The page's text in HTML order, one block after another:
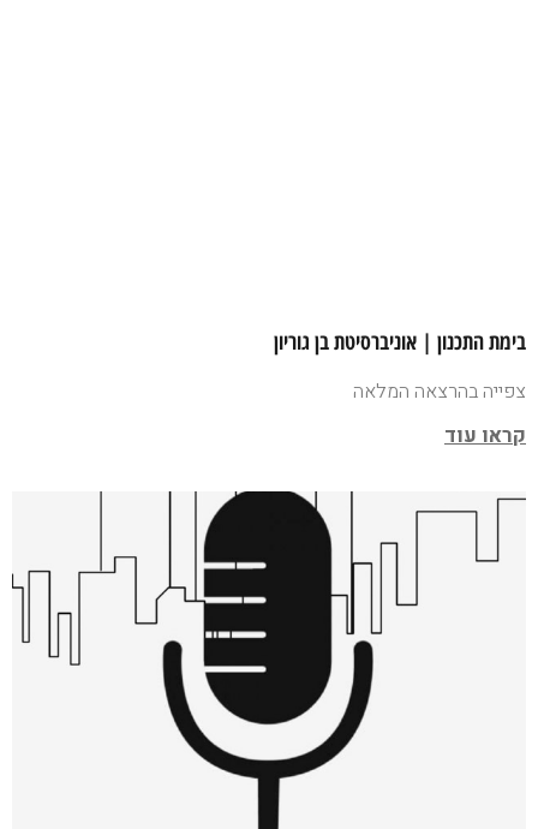
בימת התכנון | אוניברסיטת בן גוריון
צפייה בהרצאה המלאה
קראו עוד